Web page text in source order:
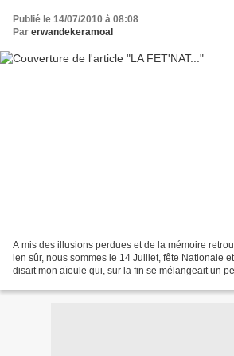
Publié le 14/07/2010 à 08:08
Par erwandekeramoal
A mis des illusions perdues et de la mémoire
ien sûr, nous sommes le 14 Juillet, fête Nationale
disait mon aïeule qui, sur la fin se mélangeait un